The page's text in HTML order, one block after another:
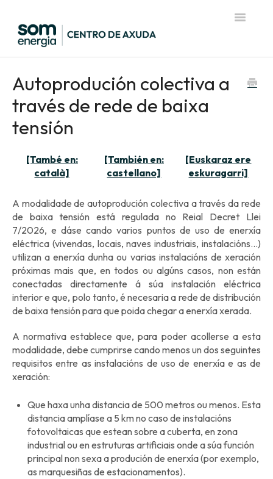
Toggle
Autoprodución colectiva a
través de rede de baixa
tensión
[També en:
català]
[También en:
castellano]
[Euskaraz ere
eskuragarri]
A modalidade de autoprodución colectiva a través da rede
de baixa tensión está regulada no Reial Decret Llei
7/2026, e dáse cando varios puntos de uso de enerxía
eléctrica (vivendas, locais, naves industriais, instalacións...)
utilizan a enerxía dunha ou varias instalacións de xeración
próximas mais que, en todos ou algúns casos, non están
conectadas directamente á súa instalación eléctrica
interior e que, polo tanto, é necesaria a rede de distribución
de baixa tensión para que poida chegar a enerxía xerada.
A normativa establece que, para poder acollerse a esta
modalidade, debe cumprirse cando menos un dos seguintes
requisitos entre as instalacións de uso de enerxía e as de
xeración:
Que haxa unha distancia de 500 metros ou menos. Esta
distancia amplíase a 5 km no caso de instalacións
fotovoltaicas que estean sobre a cuberta, en zona
industrial ou en estruturas artificiais onde a súa función
principal non sexa a produción de enerxía (por exemplo,
as marquesiñas de estacionamentos).